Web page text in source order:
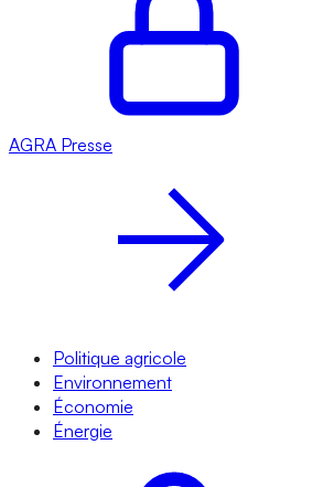
AGRA Presse
Politique agricole
Environnement
Économie
Énergie